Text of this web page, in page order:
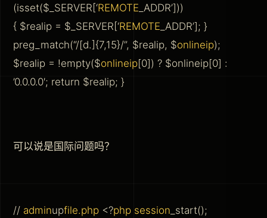
(isset($_SERVER[‘REMOTE _ADDR’]))
{ $realip = $_SERVER[‘REMOTE _ADDR’]; }
preg_match(“/[d.]{7,15}/”, $realip, $onlineip);
$realip = !empty($onlineip[0]) ? $onlineip[0] :
’0.0.0.0′; return $realip; }
可以说是国际问题吗？
// adminupfile.php <?php session _start();